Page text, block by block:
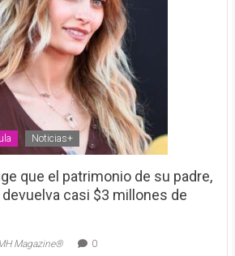
Noticias+
que el patrimonio de su padre,
casi $3 millones de
Magazine® 0